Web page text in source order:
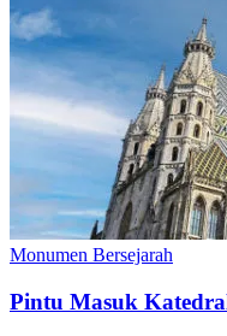
Monumen Bersejarah
Pintu Masuk Katedral